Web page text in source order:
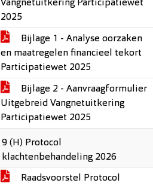
Vangnetuitkering Participatiewet
2025
Bijlage 1 - Analyse oorzaken
en maatregelen financieel tekort
Participatiewet 2025
Bijlage 2 - Aanvraagformulier
Uitgebreid Vangnetuitkering
Participatiewet 2025
9 (H) Protocol
klachtenbehandeling 2026
Raadsvoorstel Protocol